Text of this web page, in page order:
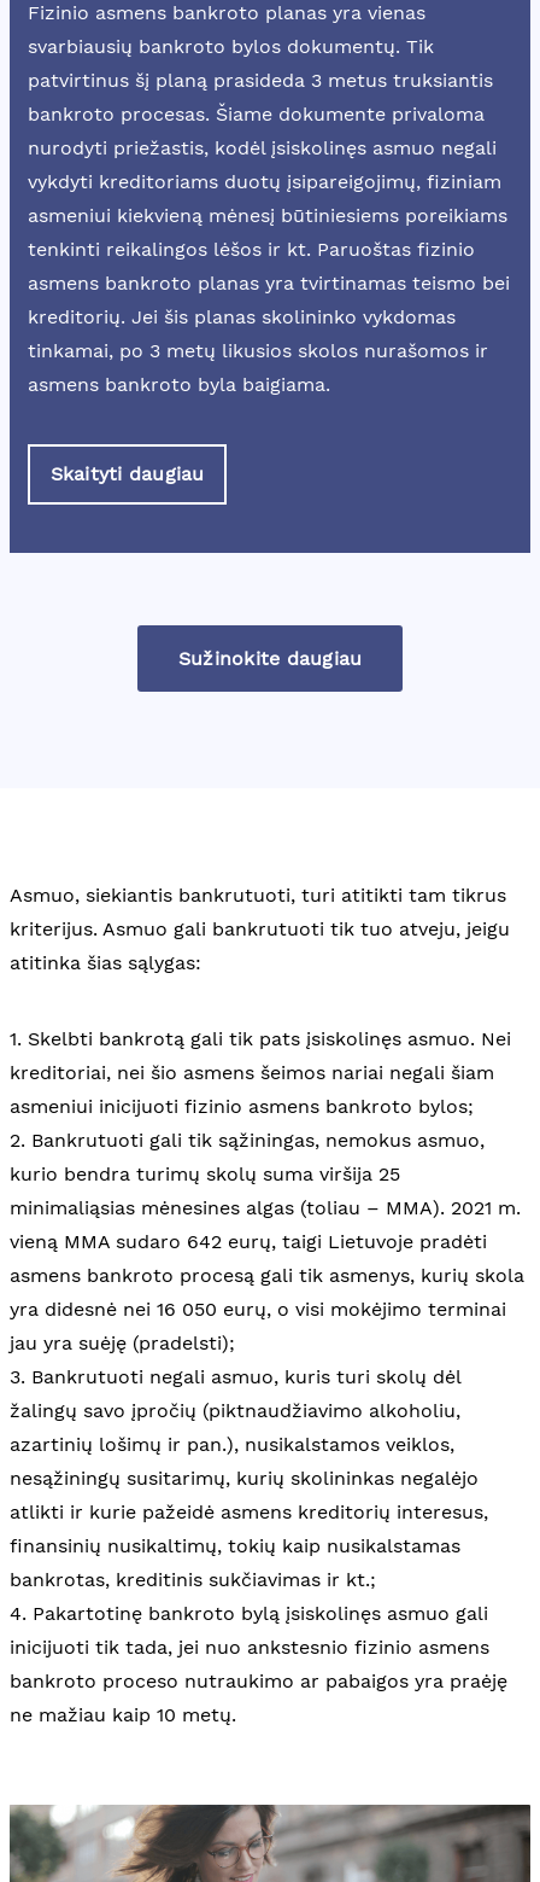
Fizinio asmens bankroto planas yra vienas
svarbiausių bankroto bylos dokumentų. Tik
patvirtinus šį planą prasideda 3 metus truksiantis
bankroto procesas. Šiame dokumente privaloma
nurodyti priežastis, kodėl įsiskolinęs asmuo negali
vykdyti kreditoriams duotų įsipareigojimų, fiziniam
asmeniui kiekvieną mėnesį būtiniesiems poreikiams
tenkinti reikalingos lėšos ir kt. Paruoštas fizinio
asmens bankroto planas yra tvirtinamas teismo bei
kreditorių. Jei šis planas skolininko vykdomas
tinkamai, po 3 metų likusios skolos nurašomos ir
asmens bankroto byla baigiama.
Skaityti daugiau
Sužinokite daugiau
Asmuo, siekiantis bankrutuoti, turi atitikti tam tikrus
kriterijus. Asmuo gali bankrutuoti tik tuo atveju, jeigu
atitinka šias sąlygas:
1. Skelbti bankrotą gali tik pats įsiskolinęs asmuo. Nei
kreditoriai, nei šio asmens šeimos nariai negali šiam
asmeniui inicijuoti fizinio asmens bankroto bylos;
2. Bankrutuoti gali tik sąžiningas, nemokus asmuo,
kurio bendra turimų skolų suma viršija 25
minimaliąsias mėnesines algas (toliau – MMA). 2021 m.
vieną MMA sudaro 642 eurų, taigi Lietuvoje pradėti
asmens bankroto procesą gali tik asmenys, kurių skola
yra didesnė nei 16 050 eurų, o visi mokėjimo terminai
jau yra suėję (pradelsti);
3. Bankrutuoti negali asmuo, kuris turi skolų dėl
žalingų savo įpročių (piktnaudžiavimo alkoholiu,
azartinių lošimų ir pan.), nusikalstamos veiklos,
nesąžiningų susitarimų, kurių skolininkas negalėjo
atlikti ir kurie pažeidė asmens kreditorių interesus,
finansinių nusikaltimų, tokių kaip nusikalstamas
bankrotas, kreditinis sukčiavimas ir kt.;
4. Pakartotinę bankroto bylą įsiskolinęs asmuo gali
inicijuoti tik tada, jei nuo ankstesnio fizinio asmens
bankroto proceso nutraukimo ar pabaigos yra praėję
ne mažiau kaip 10 metų.